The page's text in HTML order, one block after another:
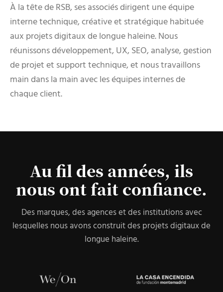
À la tête de RSB, ses associés dirigent une équipe
interne technique, créative et stratégique habituée
aux projets digitaux de longue haleine. Nous
réunissons développement, UX, SEO, analyse, gestion
de projet et support technique, et nous travaillons
main dans la main avec les équipes internes de
chaque client.
Au fil des années, ils
nous ont fait confiance.
Des marques, des agences et des institutions avec
lesquelles nous avons construit des projets digitaux de
longue haleine.